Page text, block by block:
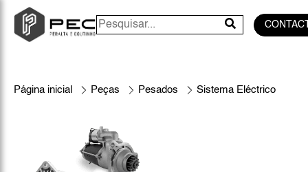
Página inicial Peças Pesados Sistema Eléctrico